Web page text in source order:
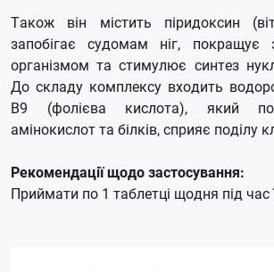
Також він містить піридоксин
запобігає судомам ніг, покращує
організмом та стимулює синтез
До складу комплексу входить
В9 (фолієва кислота), який
амінокислот та білків, сприяє поділу
Рекомендації щодо застосування:
Приймати по 1 таблетці щодня під час